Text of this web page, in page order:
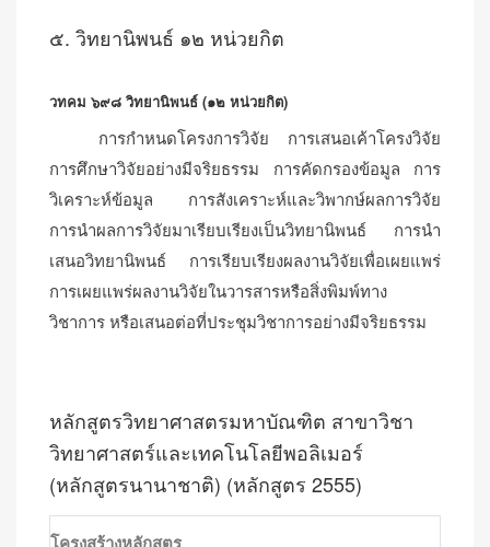
๕. วิทยานิพนธ์ ๑๒ หน่วยกิต
วทคม ๖๙๘ วิทยานิพนธ์ (๑๒ หน่วยกิต)
การกำหนดโครงการวิจัย การเสนอเค้าโครงวิจัย
การศึกษาวิจัยอย่างมีจริยธรรม การคัดกรองข้อมูล การ
วิเคราะห์ข้อมูล การสังเคราะห์และวิพากษ์ผลการวิจัย
การนำผลการวิจัยมาเรียบเรียงเป็นวิทยานิพนธ์ การนำ
เสนอวิทยานิพนธ์ การเรียบเรียงผลงานวิจัยเพื่อเผยแพร่
การเผยแพร่ผลงานวิจัยในวารสารหรือสิ่งพิมพ์ทาง
วิชาการ หรือเสนอต่อที่ประชุมวิชาการอย่างมีจริยธรรม
หลักสูตรวิทยาศาสตรมหาบัณฑิต สาขาวิชา
วิทยาศาสตร์และเทคโนโลยีพอลิเมอร์
(หลักสูตรนานาชาติ) (หลักสูตร 2555)